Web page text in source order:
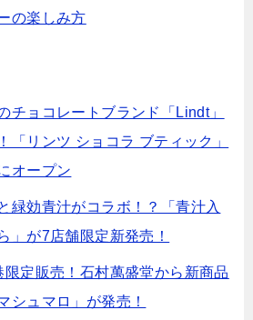
の楽しみ方
チョコレートブランド「Lindt」
「リンツ ショコラ ブティック」
オープン
緑効青汁がコラボ！？「青汁入
」が7店舗限定新発売！
限定販売！石村萬盛堂から新商品
シュマロ」が発売！